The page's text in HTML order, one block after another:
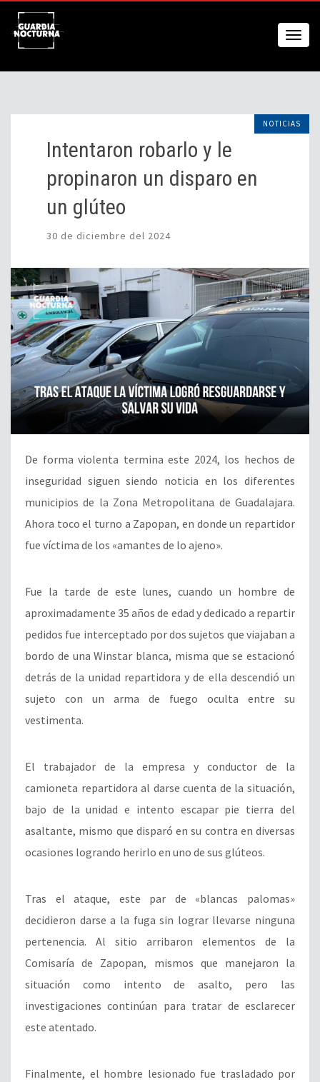
NOTICIAS
Intentaron robarlo y le
propinaron un disparo en
un glúteo
30 de diciembre del 2024
De forma violenta termina este 2024, los hechos de
inseguridad siguen siendo noticia en los diferentes
municipios de la Zona Metropolitana de Guadalajara.
Ahora toco el turno a Zapopan, en donde un repartidor
fue víctima de los «amantes de lo ajeno».
Fue la tarde de este lunes, cuando un hombre de
aproximadamente 35 años de edad y dedicado a repartir
pedidos fue interceptado por dos sujetos que viajaban a
bordo de una Winstar blanca, misma que se estacionó
detrás de la unidad repartidora y de ella descendió un
sujeto con un arma de fuego oculta entre su
vestimenta.
El trabajador de la empresa y conductor de la
camioneta repartidora al darse cuenta de la situación,
bajo de la unidad e intento escapar pie tierra del
asaltante, mismo que disparó en su contra en diversas
ocasiones logrando herirlo en uno de sus glúteos.
Tras el ataque, este par de «blancas palomas»
decidieron darse a la fuga sin lograr llevarse ninguna
pertenencia. Al sitio arribaron elementos de la
Comisaría de Zapopan, mismos que manejaron la
situación como intento de asalto, pero las
investigaciones continúan para tratar de esclarecer
este atentado.
Finalmente, el hombre lesionado fue trasladado por